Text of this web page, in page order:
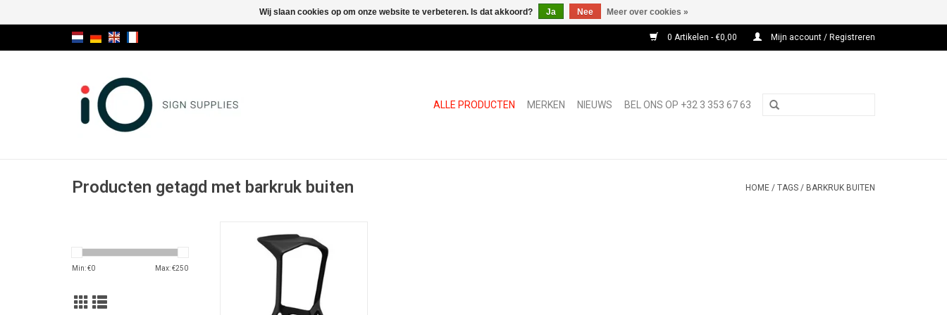
0 Artikelen - €0,00 Mijn account / Registreren
ALLE PRODUCTEN MERKEN NIEUWS BEL ONS OP +32 3 353 67 63
Producten getagd met barkruk buiten HOME / TAGS / BARKRUK BUITEN
Min: €0 Max: €250
TOEVOEGEN AAN WINKELWAGEN
Wij slaan cookies op om onze website te verbeteren. Is dat akkoord? Ja Nee Meer over cookies »